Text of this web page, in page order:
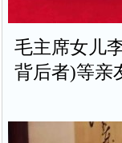
毛主席女儿
背后者)等亲